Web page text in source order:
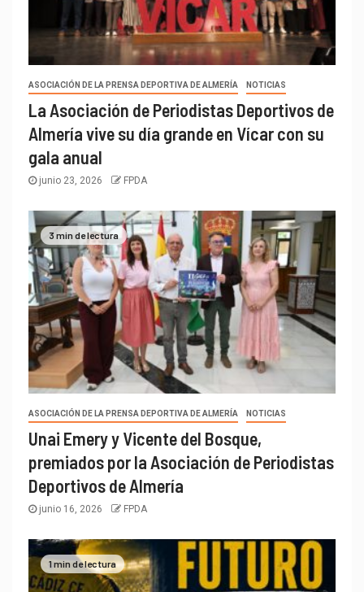
ASOCIACIÓN DE LA PRENSA DEPORTIVA DE ALMERÍA NOTICIAS
La Asociación de Periodistas Deportivos de
Almería vive su día grande en Vícar con su
gala anual
junio 23, 2026 FPDA
3 min de lectura
ASOCIACIÓN DE LA PRENSA DEPORTIVA DE ALMERÍA NOTICIAS
Unai Emery y Vicente del Bosque,
premiados por la Asociación de Periodistas
Deportivos de Almería
junio 16, 2026 FPDA
1 min de lectura